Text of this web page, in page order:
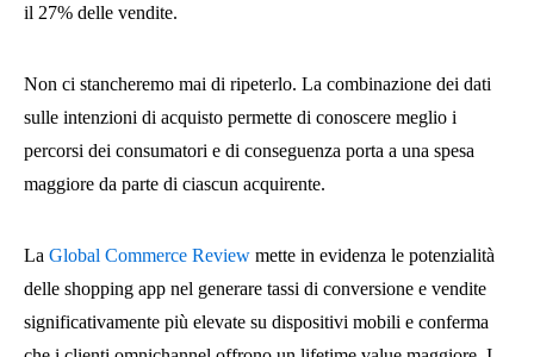
il 27% delle vendite.
Non ci stancheremo mai di ripeterlo. La combinazione dei dati
sulle intenzioni di acquisto permette di conoscere meglio i
percorsi dei consumatori e di conseguenza porta a una spesa
maggiore da parte di ciascun acquirente.
La Global Commerce Review mette in evidenza le potenzialità
delle shopping app nel generare tassi di conversione e vendite
significativamente più elevate su dispositivi mobili e conferma